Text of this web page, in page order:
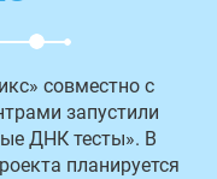
совместно с
запустили
ДНК тесты». В
планируется